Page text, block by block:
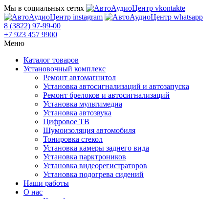
Мы в социальных сетях
8 (3822) 97-99-00
+7 923 457 9900
Меню
Каталог товаров
Установочный комплекс
Ремонт автомагнитол
Установка автосигнализаций и автозапуска
Ремонт брелоков и автосигнализаций
Установка мультимедиа
Установка автозвука
Цифровое ТВ
Шумоизоляция автомобиля
Тонировка стекол
Установка камеры заднего вида
Установка парктроников
Установка видеорегистраторов
Установка подогрева сидений
Наши работы
О нас